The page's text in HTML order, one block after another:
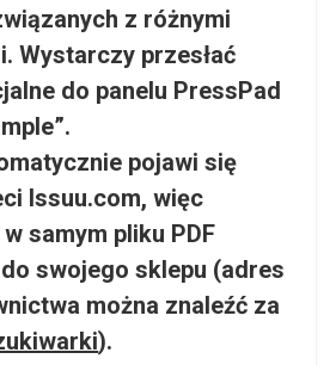
z różnymi
Wystarczy przesłać
do panelu PressPad
pojawi się
Issuu.com, więc
samym pliku PDF
swojego sklepu (adres
można znaleźć za
).